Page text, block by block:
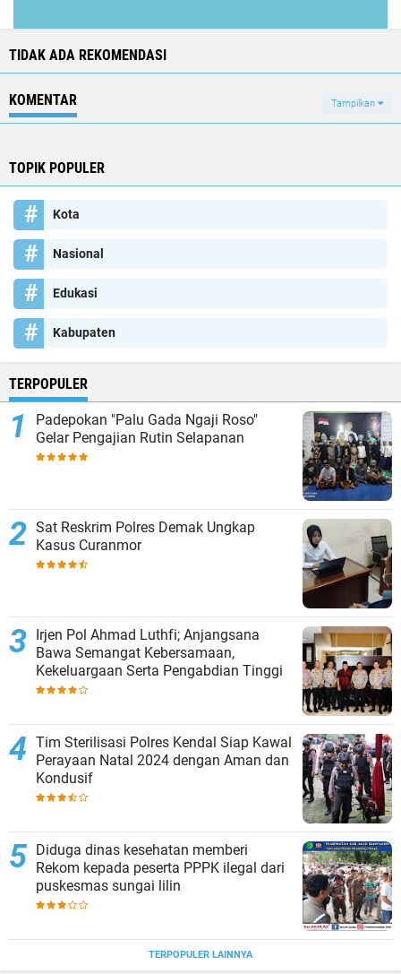
TIDAK ADA REKOMENDASI
KOMENTAR Tampilkan
TOPIK POPULER
Kota
Nasional
Edukasi
Kabupaten
TERPOPULER
Padepokan "Palu Gada Ngaji Roso"
Gelar Pengajian Rutin Selapanan
Sat Reskrim Polres Demak Ungkap
Kasus Curanmor
Irjen Pol Ahmad Luthfi; Anjangsana
Bawa Semangat Kebersamaan,
Kekeluargaan Serta Pengabdian Tinggi
Tim Sterilisasi Polres Kendal Siap Kawal
Perayaan Natal 2024 dengan Aman dan
Kondusif
Diduga dinas kesehatan memberi
Rekom kepada peserta PPPK ilegal dari
puskesmas sungai lilin
TERPOPULER LAINNYA